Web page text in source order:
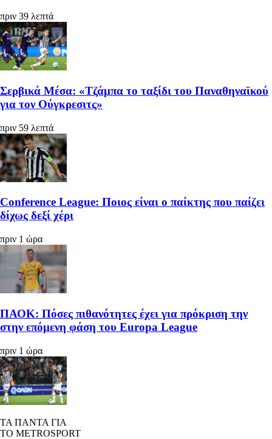
πριν 39 λεπτά
Σερβικά Μέσα: «Τζάμπα το ταξίδι του Παναθηναϊκού
για τον Ούγκρεσιτς»
πριν 59 λεπτά
Conference League: Ποιος είναι ο παίκτης που παίζει
δίχως δεξί χέρι
πριν 1 ώρα
ΠΑΟΚ: Πόσες πιθανότητες έχει για πρόκριση την
στην επόμενη φάση του Europa League
πριν 1 ώρα
ΤΑ ΠΑΝΤΑ ΓΙΑ
ΤΟ METROSPORT